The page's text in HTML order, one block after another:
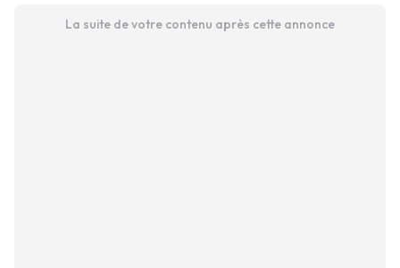
La suite de votre contenu après cette annonce